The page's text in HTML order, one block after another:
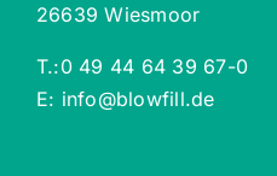
26639 Wiesmoor
T.:0 49 44 64 39 67-0
E: info@blowfill.de